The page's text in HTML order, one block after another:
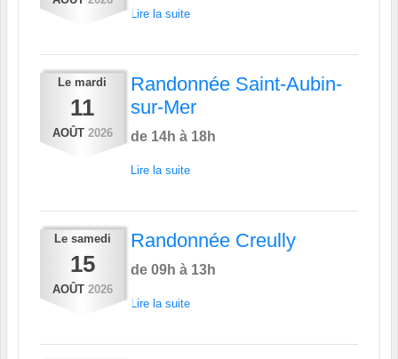
Lire la suite
Le mardi
11
AOÛT 2026
Randonnée Saint-Aubin-
sur-Mer
de 14h à 18h
Lire la suite
Le samedi
15
AOÛT 2026
Randonnée Creully
de 09h à 13h
Lire la suite